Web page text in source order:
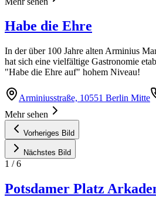
Habe die Ehre
In der über 100 Jahre alten Arminius
hat sich eine vielfältige Gastronomie
"Habe die Ehre auf" hohem Niveau!
Arminiusstraße, 10551 Berlin Mitte
Mehr sehen
Vorheriges Bild
Nächstes Bild
1 /6
Potsdamer Platz